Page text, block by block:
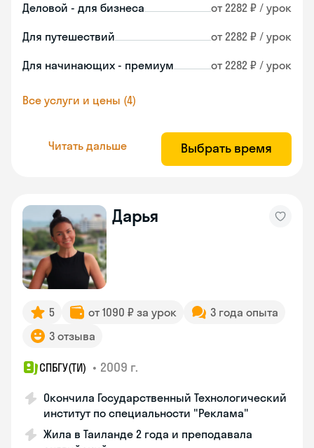
Деловой - для бизнеса от 2282 ₽ / урок
Для путешествий от 2282 ₽ / урок
Для начинающих - премиум от 2282 ₽ / урок
Все услуги и цены (4)
Читать дальше Выбрать время
Дарья
5 от 1090 ₽ за урок
3 года опыта
3 отзыва
СПБГУ(ТИ) • 2009 г.
Окончила Государственный Технологический
институт по специальности "Реклама"
Жила в Таиланде 2 года и преподавала